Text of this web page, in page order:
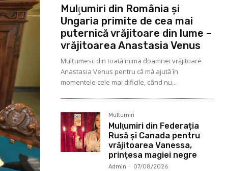
Mulţumiri din România și
Ungaria primite de cea mai
puternică vrăjitoare din lume –
vrăjitoarea Anastasia Venus
Mulţumesc din toată inima doamnei vrăjitoare
Anastasia Venus pentru că mă ajută în
momentele cele mai dificile, când nu...
Multumiri
Mulţumiri din Federația
Rusă și Canada pentru
vrăjitoarea Vanessa,
prințesa magiei negre
Admin - 07/08/2026